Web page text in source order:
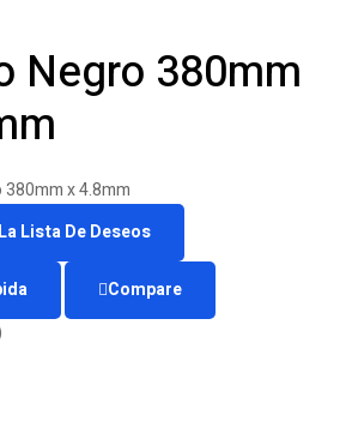
Negro 380mm
Lista De Deseos
Compare